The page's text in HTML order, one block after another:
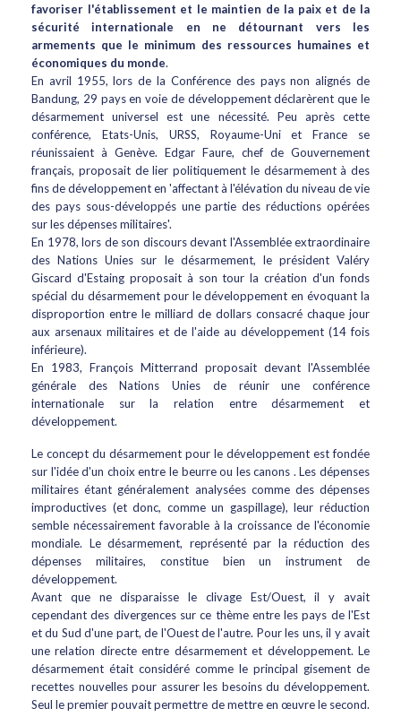
favoriser l'établissement et le maintien de la paix et de la
sécurité internationale en ne détournant vers les
armements que le minimum des ressources humaines et
économiques du monde.
En avril 1955, lors de la Conférence des pays non alignés de
Bandung, 29 pays en voie de développement déclarèrent que le
désarmement universel est une nécessité. Peu après cette
conférence, Etats-Unis, URSS, Royaume-Uni et France se
réunissaient à Genève. Edgar Faure, chef de Gouvernement
français, proposait de lier politiquement le désarmement à des
fins de développement en 'affectant à l'élévation du niveau de vie
des pays sous-développés une partie des réductions opérées
sur les dépenses militaires'.
En 1978, lors de son discours devant l'Assemblée extraordinaire
des Nations Unies sur le désarmement, le président Valéry
Giscard d'Estaing proposait à son tour la création d'un fonds
spécial du désarmement pour le développement en évoquant la
disproportion entre le milliard de dollars consacré chaque jour
aux arsenaux militaires et de l'aide au développement (14 fois
inférieure).
En 1983, François Mitterrand proposait devant l'Assemblée
générale des Nations Unies de réunir une conférence
internationale sur la relation entre désarmement et
développement.
Le concept du désarmement pour le développement est fondée
sur l'idée d'un choix entre le beurre ou les canons . Les dépenses
militaires étant généralement analysées comme des dépenses
improductives (et donc, comme un gaspillage), leur réduction
semble nécessairement favorable à la croissance de l'économie
mondiale. Le désarmement, représenté par la réduction des
dépenses militaires, constitue bien un instrument de
développement.
Avant que ne disparaisse le clivage Est/Ouest, il y avait
cependant des divergences sur ce thème entre les pays de l'Est
et du Sud d'une part, de l'Ouest de l'autre. Pour les uns, il y avait
une relation directe entre désarmement et développement. Le
désarmement était considéré comme le principal gisement de
recettes nouvelles pour assurer les besoins du développement.
Seul le premier pouvait permettre de mettre en œuvre le second.